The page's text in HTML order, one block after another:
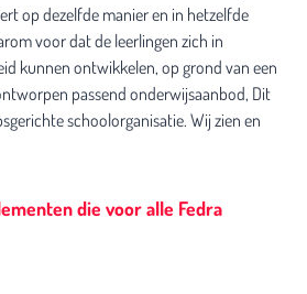
op dezelfde manier en in hetzelfde
voor dat de leerlingen zich in
kunnen ontwikkelen, op grond van een
passend onderwijsaanbod, Dit
schoolorganisatie. Wij zien en
die voor alle Fedra